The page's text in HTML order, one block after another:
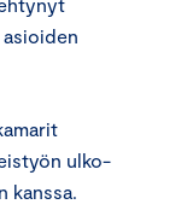
asioiden
ulko-
kanssa.